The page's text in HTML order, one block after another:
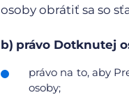
osoby obrátiť sa so
b) právo Dotknutej
právo na to, aby
osoby;